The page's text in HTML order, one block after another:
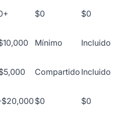
$0 $0
Mínimo Incluido
Compartido Incluido
$0 $0